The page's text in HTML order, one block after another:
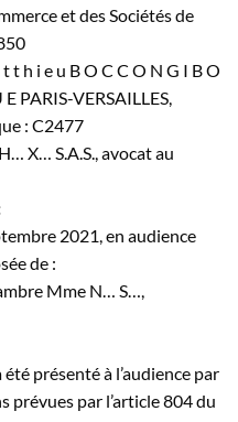
et des Sociétés de
t h i e u B O C C O N G I B O
E PARIS-VERSAILLES,
: C2477
H… X… S.A.S., avocat au
2021, en audience
de :
Mme N… S…,
présenté à l’audience par
prévues par l’article 804 du